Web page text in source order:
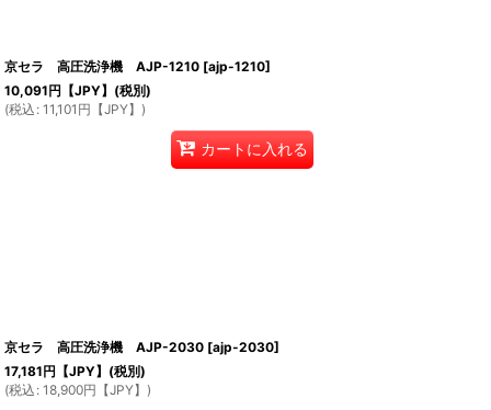
京セラ 高圧洗浄機 AJP-1210 [ajp-1210]
10,091円【JPY】 (税別)
(税込 : 11,101 円【JPY】)
カートに入れる
京セラ 高圧洗浄機 AJP-2030 [ajp-2030]
17,181円【JPY】 (税別)
(税込 : 18,900円【JPY】)